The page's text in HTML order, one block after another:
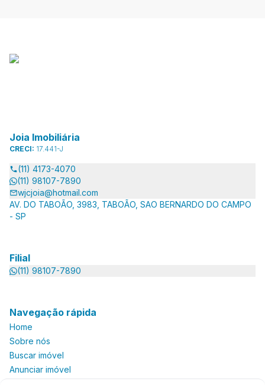
Joia Imobiliária
CRECI: 17.441-J
(11) 4173-4070
(11) 98107-7890
wjcjoia@hotmail.com
AV. DO TABOÃO, 3983, TABOÃO, SAO BERNARDO DO CAMPO
- SP
Filial
(11) 98107-7890
Navegação rápida
Home
Sobre nós
Buscar imóvel
Anunciar imóvel